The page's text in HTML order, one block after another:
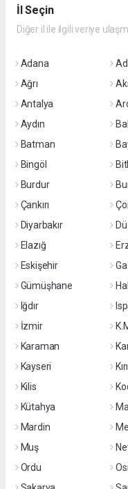
İl Seçin
Diğer il ile ilgili veriye
Adana
Ağrı
Antalya
Aydın
Batman
Bingöl
Burdur
Çankırı
Diyarbakır
Elazığ
Eskişehir
Gümüşhane
Iğdır
İzmir
Karaman
Kayseri
Kilis
Kütahya
Mardin
Muş
Ordu